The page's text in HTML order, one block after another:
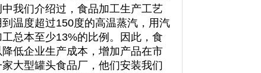
我们介绍过，食品加工生产工艺
温度超过150度的高温蒸汽，用汽
总本至少13%的比例。因此，食
低企业生产成本，增加产品在市
大型罐头食品厂，他们安装我们